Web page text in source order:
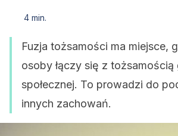
4 min.
Fuzja tożsamości ma miejsce,
osoby łączy się z tożsamością
społecznej. To prowadzi do
innych zachowań.